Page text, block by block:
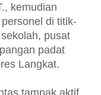
kemudian
di titik-
pusat
padat
Langkat.
tampak aktif